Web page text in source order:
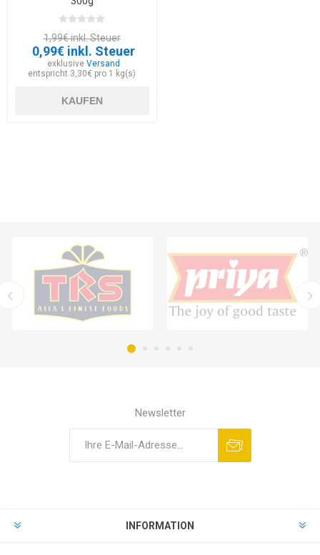
1,99€ inkl. Steuer
0,99€ inkl. Steuer
exklusiveVersand
entspricht 3,30€ pro 1 kg(s)
KAUFEN
Newsletter
INFORMATION